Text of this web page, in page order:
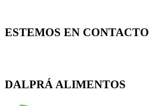
ESTEMOS EN CONTACTO
DALPRÁ ALIMENTOS